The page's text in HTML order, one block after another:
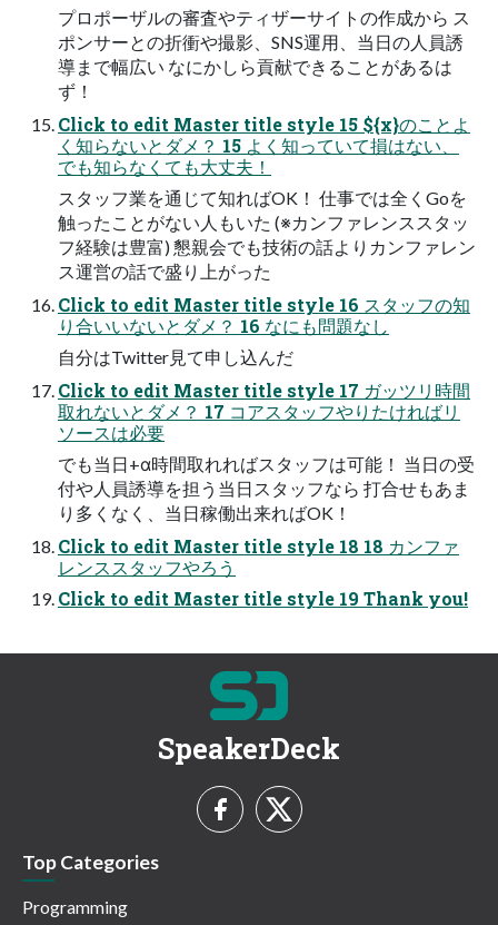
プロポーザルの審査やティザーサイトの作成から ス
ポンサーとの折衝や撮影、SNS運用、当日の人員誘
導まで幅広い なにかしら貢献できることがあるは
ず！
Click to edit Master title style 15 ${x}のことよ
く知らないとダメ？ 15 よく知っていて損はない、
でも知らなくても大丈夫！
スタッフ業を通じて知ればOK！ 仕事では全くGoを
触ったことがない人もいた (※カンファレンススタッ
フ経験は豊富) 懇親会でも技術の話よりカンファレン
ス運営の話で盛り上がった
Click to edit Master title style 16 スタッフの知
り合いいないとダメ？ 16 なにも問題なし
自分はTwitter見て申し込んだ
Click to edit Master title style 17 ガッツリ時間
取れないとダメ？ 17 コアスタッフやりたければリ
ソースは必要
でも当日+α時間取れればスタッフは可能！ 当日の受
付や人員誘導を担う当日スタッフなら 打合せもあま
り多くなく、当日稼働出来ればOK！
Click to edit Master title style 18 18 カンファ
レンススタッフやろう
Click to edit Master title style 19 Thank you!
SpeakerDeck
Top Categories
Programming